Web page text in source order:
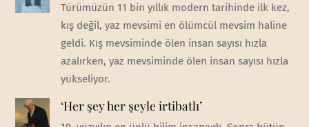
Türümüzün 11 bin yıllık modern tarihinde ilk kez,
kış değil, yaz mevsimi en ölümcül mevsim haline
geldi. Kış mevsiminde ölen insan sayısı hızla
azalırken, yaz mevsiminde ölen insan sayısı hızla
yükseliyor.
‘Her şey her şeyle irtibatlı’